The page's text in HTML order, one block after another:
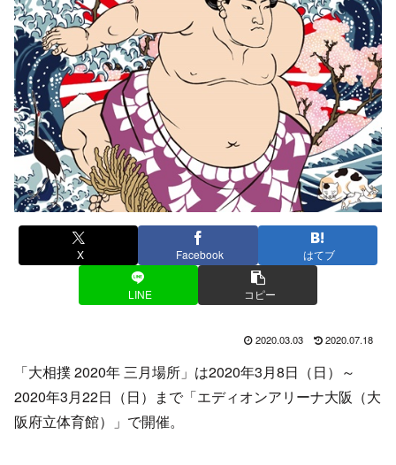
X Facebook はてブ
LINE コピー
2020.03.03 2020.07.18
「大相撲 2020年 三月場所」は2020年3月8日（日）～
2020年3月22日（日）まで「エディオンアリーナ大阪（大
阪府立体育館）」で開催。